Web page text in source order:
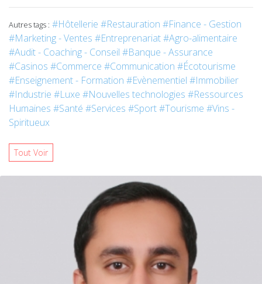
Autres tags : #Hôtellerie #Restauration #Finance - Gestion
#Marketing - Ventes #Entreprenariat#Agro-alimentaire
#Audit - Coaching - Conseil #Banque - Assurance
#Casinos #Commerce #Communication #Écotourisme
#Enseignement - Formation #Evènementiel #Immobilier
#Industrie #Luxe #Nouvelles technologies #Ressources
Humaines #Santé #Services #Sport#Tourisme #Vins -
Spiritueux
Tout Voir